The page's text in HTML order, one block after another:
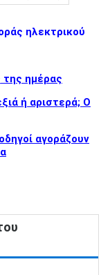
ηλεκτρικού
της ημέρας
ή αριστερά; Ο
αγοράζουν